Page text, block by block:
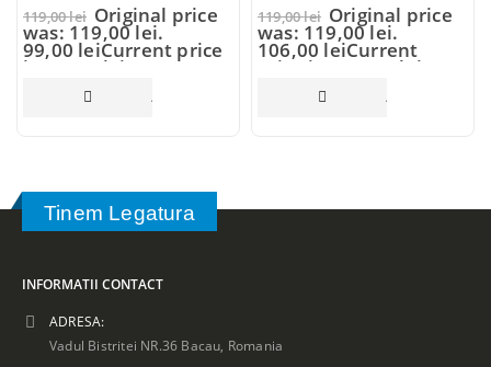
119,00lei Original price
was: 119,00 lei.
99,00 leiCurrent price
is: 99,00 lei.
ADAUGĂ ÎN COȘ
119,00lei Original price
was: 119,00 lei.
106,00 leiCurrent
price is: 106,00 lei.
ADAUGĂ ÎN COȘ
Tinem Legatura
INFORMATII CONTACT
ADRESA:
Vadul Bistritei NR.36 Bacau, Romania